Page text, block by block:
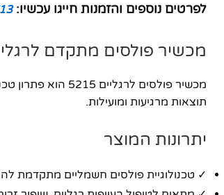
לפרטים נוספים והזמנות חייגו עכשיו:
מכשיר פולסים מתקדם
מכשיר פולסים
תוצאות מרגיעות ומועילות.
יתרונות המוצר
✓ טכנולוגיית פולסים חשמליים מתקדמת